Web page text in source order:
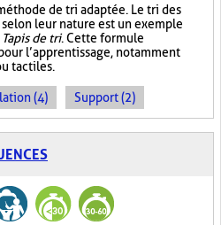
de tri adaptée. Le tri des
leur nature est un exemple
Tapis de tri. Cette formule
l’apprentissage, notamment
tactiles.
(4) Support (2)